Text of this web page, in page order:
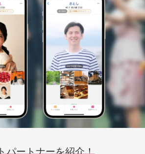
パートナーを紹介！